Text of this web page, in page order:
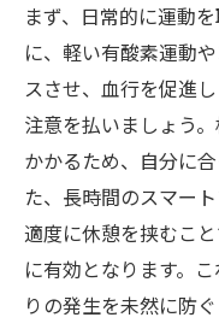
まず、日常的に運動
に、軽い有酸素運動
スさせ、血行を促進
注意を払いましょう
かかるため、自分に
た、長時間のスマー
適度に休憩を挟むこ
に有効となります。
りの発生を未然に防ぐ